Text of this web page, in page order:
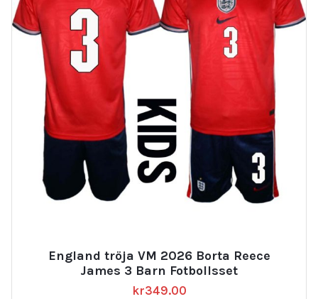
England tröja VM 2026 Borta Reece
James 3 Barn Fotbollsset
kr349.00